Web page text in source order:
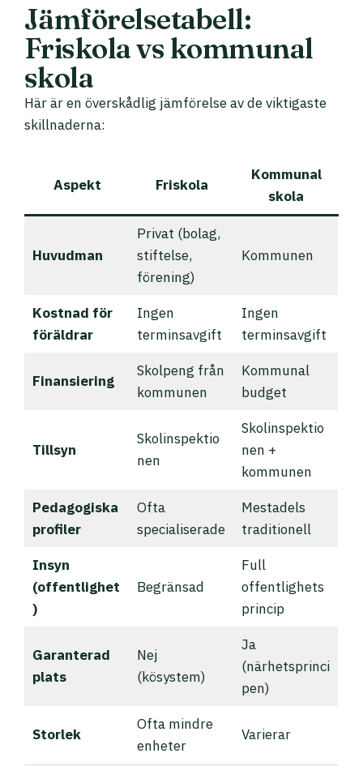
Jämförelsetabell:
Friskola vs kommunal
skola
Här är en överskådlig jämförelse av de viktigaste
skillnaderna:
Aspekt Friskola
Kommunal
skola
Huvudman
Privat (bolag,
stiftelse,
förening)
Kommunen
Kostnad för
föräldrar
Ingen
terminsavgift
Ingen
terminsavgift
Finansiering
Skolpeng från
kommunen
Kommunal
budget
Tillsyn
Skolinspektio
nen
Skolinspektio
nen +
kommunen
Pedagogiska
profiler
Ofta
specialiserade
Mestadels
traditionell
Insyn
(offentlighet
)
Begränsad
Full
offentlighets
princip
Garanterad
plats
Nej
(kösystem)
Ja
(närhetsprinci
pen)
Storlek
Ofta mindre
enheter
Varierar